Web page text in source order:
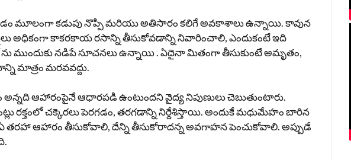
మూలంగా కడుపు నొప్పి మరియు అతిసారం కలిగే అవకాశాలు ఉన్నాయి. కావున
అధికంగా కాకరకాయ రసాన్ని తీసుకోవడాన్ని నివారించాలి, ఎందుకంటే ఇది
ముందుకు నడిపే సూచనలు ఉన్నాయి . ఏదైనా మితంగా తీసుకుంటే అమృతం,
మాత్రం మరవవద్దు.
ఆహారంపైనే ఆధారపడి ఉంటుందని వైద్య నిపుణులు చెబుతుంటారు.
రక్తంలో చక్కెరలు పెరగడం, తరగడాన్ని నిర్దేశిస్తాయి. అందుకే మధుమేహం బారిన
తరహా ఆహారం తీసుకోవాలి, దేన్ని తీసుకోరాదన్న అవగాహన పెంచుకోవాలి. అప్పుడే